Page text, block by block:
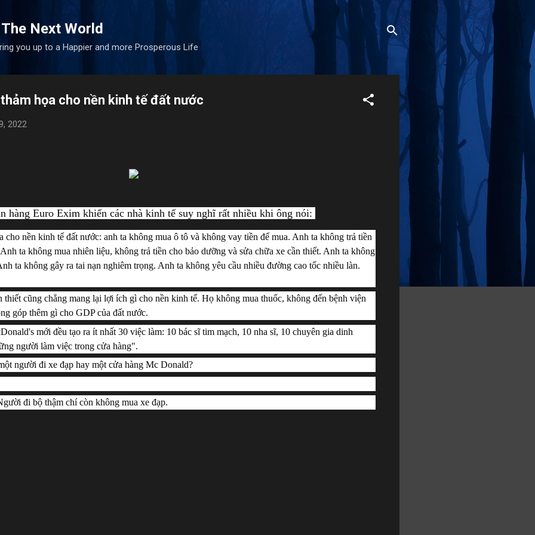
Next World
you up to a Happier and more Prosperous Life
họa cho nền kinh tế đất nước
2022
hàng Euro Exim khiến các nhà kinh tế suy nghĩ rất nhiều khi ông nói:
cho nền kinh tế đất nước: anh ta không mua ô tô và không vay tiền để mua. Anh ta không trả tiền
ta không mua nhiên liệu, không trả tiền cho bảo dưỡng và sửa chữa xe cần thiết. Anh ta không
ta không gây ra tai nạn nghiêm trọng. Anh ta không yêu cầu nhiều đường cao tốc nhiều làn.
cũng chẳng mang lại lợi ích gì cho nền kinh tế. Họ không mua thuốc, không đến bệnh viện
góp thêm gì cho GDP của đất nước.
mới đều tạo ra ít nhất 30 việc làm: 10 bác sĩ tim mạch, 10 nha sĩ, 10 chuyên gia dinh
người làm việc trong cửa hàng".
người đi xe đạp hay một cửa hàng Mc Donald?
đi bộ thậm chí còn không mua xe đạp.